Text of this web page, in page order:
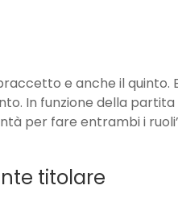
e anche il quinto.
In funzione della partita
per fare entrambi i
titolare